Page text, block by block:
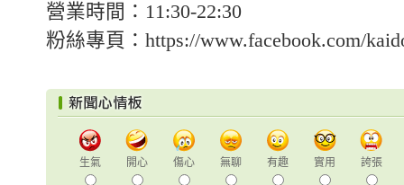
營業時間：11:30-22:30
粉絲專頁：https://www.facebook.com/
生氣 開心 傷心 無聊 有趣 實用 誇張